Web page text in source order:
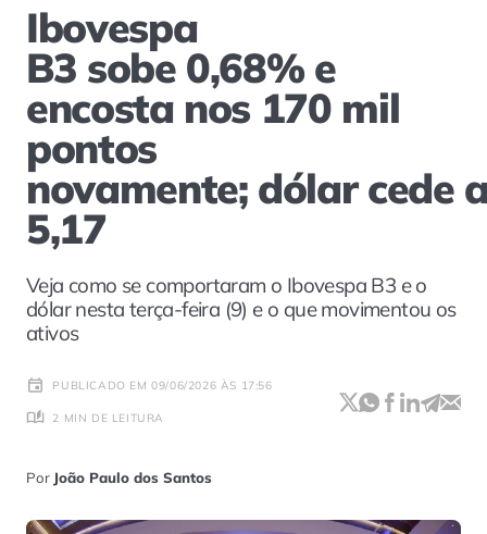
Ibovespa
B3 sobe 0,68% e
encosta nos 170 mil
pontos
novamente; dólar cede
5,17
Veja como se comportaram o Ibovespa B3 e o
dólar nesta terça-feira (9) e o que movimentou os
ativos
PUBLICADO EM 09/06/2026 ÀS 17:56
2 MIN DE LEITURA
Por João Paulo dos Santos